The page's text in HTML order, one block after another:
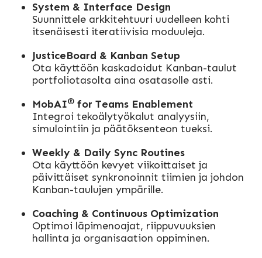
System & Interface Design
Suunnittele arkkitehtuuri uudelleen kohti
itsenäisesti iteratiivisia moduuleja.
JusticeBoard & Kanban Setup
Ota käyttöön kaskadoidut Kanban-taulut
portfoliotasolta aina osatasolle asti.
MobAI® for Teams Enablement
Integroi tekoälytyökalut analyysiin,
simulointiin ja päätöksenteon tueksi.
Weekly & Daily Sync Routines
Ota käyttöön kevyet viikoittaiset ja
päivittäiset synkronoinnit tiimien ja johdon
Kanban-taulujen ympärille.
Coaching & Continuous Optimization
Optimoi läpimenoajat, riippuvuuksien
hallinta ja organisaation oppiminen.